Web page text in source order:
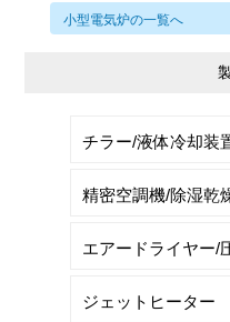
小型電気炉の一覧へ
チラー/液体冷却装
精密空調機/除湿乾
エアードライヤー/
ジェットヒーター